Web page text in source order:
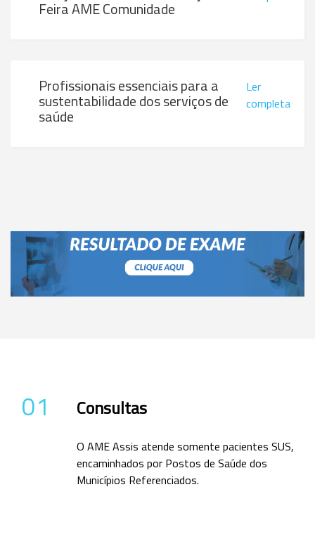
Feira AME Comunidade
Profissionais essenciais para a
sustentabilidade dos serviços de
saúde
Ler
completa
01 Consultas
O AME Assis atende somente pacientes SUS,
encaminhados por Postos de Saúde dos
Municípios Referenciados.